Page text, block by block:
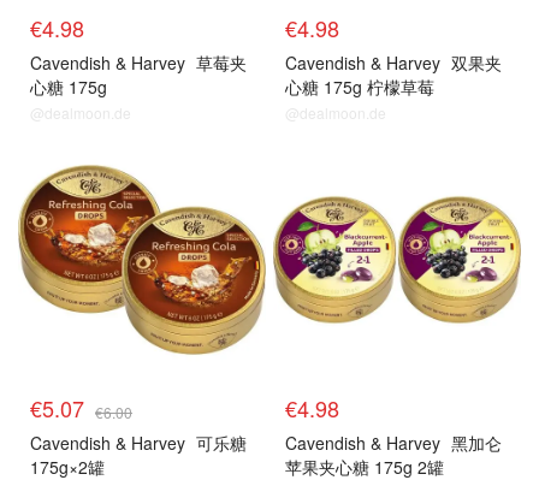
€4.98
Cavendish & Harvey 草莓夹
心糖 175g
@dealmoon.de
€4.98
Cavendish & Harvey 双果夹
心糖 175g 柠檬草莓
@dealmoon.de
€5.07 €6.00
Cavendish & Harvey 可乐糖
175g×2罐
€4.98
Cavendish & Harvey 黑加仑
苹果夹心糖 175g 2罐